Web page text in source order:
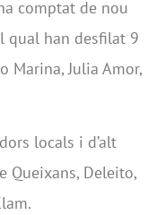
comptat de nou
qual han desfilat 9
Marina, Julia Amor,
locals i d’alt
Queixans, Deleito,